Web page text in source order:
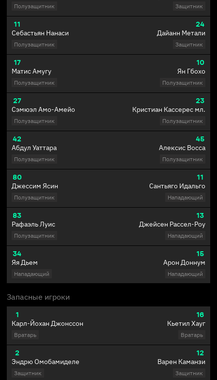
Полузащитник
11
Себастьян Нанаси
Полузащитник
17
Матис Амугу
Полузащитник
27
Сэмюэл Амо-Амейо
Полузащитник
42
Абдул Уаттара
Полузащитник
80
Джессим Ясин
Полузащитник
83
Рафаэль Луис
Полузащитник
34
Яя Дьем
Нападающий
Защитник
24
Дайанн Метали
Защитник
10
Ян Гбохо
Полузащитник
23
Кристиан Кассерес мл.
Полузащитник
45
Алексис Восса
Полузащитник
11
Сантьяго Идальго
Нападающий
13
Джейсен Рассел-Роу
Нападающий
15
Арон Доннум
Нападающий
Запасные игроки
1
Карл-Йохан Джонссон
Вратарь
2
Эндрю Омобамиделе
Защитник
16
Кьетил Хауг
Вратарь
12
Варен Каманзи
Защитник